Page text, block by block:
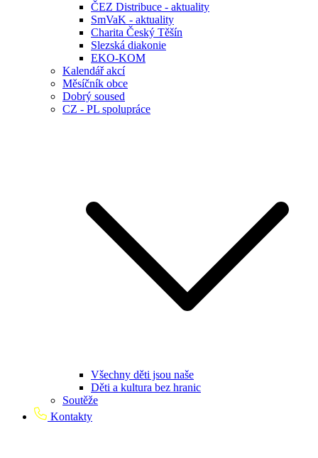
ČEZ Distribuce - aktuality
SmVaK - aktuality
Charita Český Těšín
Slezská diakonie
EKO-KOM
Kalendář akcí
Měsíčník obce
Dobrý soused
CZ - PL spolupráce
Všechny děti jsou naše
Děti a kultura bez hranic
Soutěže
Kontakty